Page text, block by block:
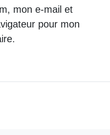
mon e-mail et
pour mon